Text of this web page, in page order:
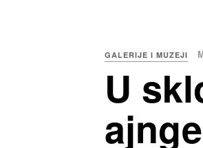
GALERIJE I MUZEJI
U